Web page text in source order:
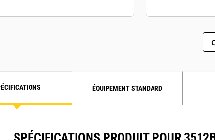
ÉQUIPEMENT STANDARD